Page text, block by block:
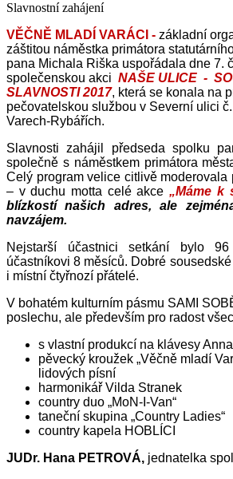
Slavnostní zahájení
VĚČNĚ MLADÍ VARÁCI - základní
záštitou náměstka primátora
pana Michala Riška uspořádala dne 7.
společenskou akci NAŠE ULICE -
SLAVNOSTI 2017, která se konala na
pečovatelskou službou v Severní ulici
Varech-Rybářích.
Slavnosti zahájil předseda spolku
společně s náměstkem primátora
Celý program velice citlivě moderovala
– v duchu motta celé akce„Máme k
blízkostí našich adres, ale
navzájem.
Nejstarší účastnici setkání bylo 96
účastníkovi 8 měsíců. Dobré
i místní čtyřnozí přátelé.
V bohatém kulturním pásmu SAMI
poslechu, ale především pro radost
s vlastní produkcí na klávesy
pěvecký kroužek „Věčně mladí
lidových písní
harmonikář Vilda Stranek
country duo „MoN-I-Van“
taneční skupina „Country Ladies“
country kapela HOBLÍCI
JUDr. Hana PETROVÁ, jednatelka